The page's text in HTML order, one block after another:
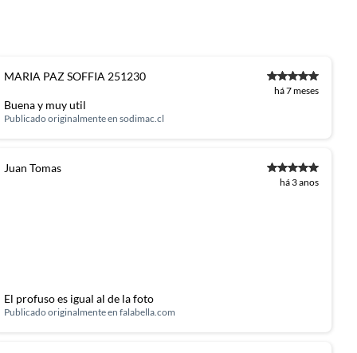
MARIA PAZ SOFFIA 251230
há 7 meses
Buena y muy util
Publicado originalmente ensodimac.cl
Juan Tomas
há 3 anos
El profuso es igual al de la foto
Publicado originalmente enfalabella.com